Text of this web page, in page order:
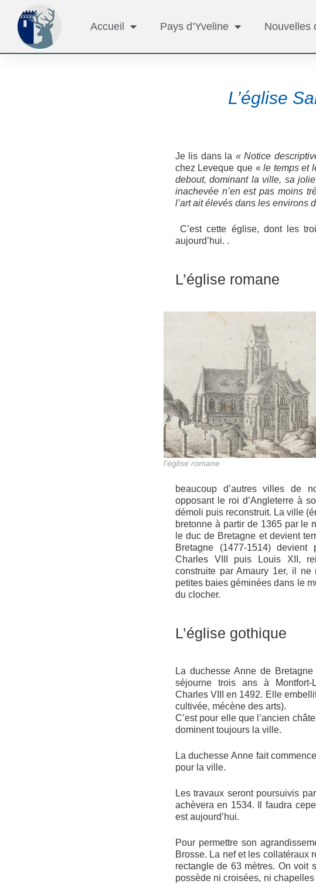
Accueil Pays d’Yveline Nouvelles
L’église
Je lis dans la « Notice
chez Leveque que «le temps et
debout, dominant la ville, sa
inachevée n’en est pas moins
l’art ait élevés dans les environs
C’est cette église, dont les
aujourd’hui. .
L’église romane
l’église romane
beaucoup d’autres villes de
opposant le roi d’Angleterre à
démoli puis reconstruit. La ville
bretonne à partir de 1365 par le
le duc de Bretagne et devient
Bretagne (1477-1514)
Charles VIII puis Louis XII,
construite par Amaury 1er, il ne
petites baies géminées dans le
du clocher.
L’église gothique
La duchesse Anne de
séjourne trois ans à Montfort-
Charles VIII en 1492. Elle
cultivée, mécène des arts).
C’est pour elle que l’ancien
dominent toujours la ville.
La duchesse Anne fait
pour la ville.
Les travaux seront poursuivis
achèvera en 1534. Il faudra
est aujourd’hui.
Pour permettre son
Brosse. La nef et les collatéraux
rectangle de 63 mètres. On voit
possède ni croisées, ni